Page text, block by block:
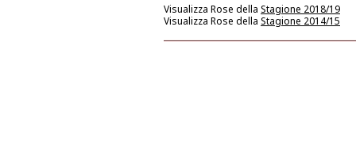
Visualizza Rose della Stagione 2018/19
Visualizza Rose della Stagione 2014/15